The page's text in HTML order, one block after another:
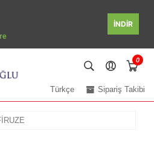
İNDİR
0
Sipariş Takibi
Türkçe